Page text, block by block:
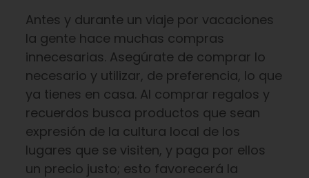
Antes y durante un viaje por vacaciones
la gente hace muchas compras
innecesarias. Asegúrate de comprar lo
necesario y utilizar, de preferencia, lo que
ya tienes en casa. Al comprar regalos y
recuerdos busca productos que sean
expresión de la cultura local de los
lugares que se visiten, y paga por ellos
un precio justo; esto favorecerá la